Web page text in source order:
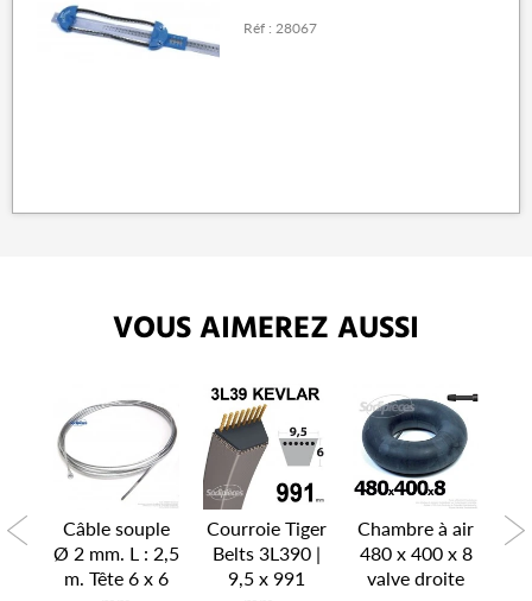
Réf : 28067
VOUS AIMEREZ AUSSI
Câble souple
Ø 2 mm. L : 2,5
m. Tête 6 x 6
Courroie Tiger
Belts 3L390 |
9,5 x 991
Chambre à air
480 x 400 x 8
valve droite